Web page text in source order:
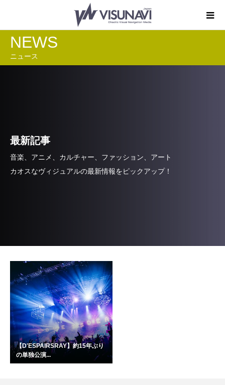
NEWS
ニュース
最新記事
音楽、アニメ、カルチャー、ファッション、アート
カオスなヴィジュアルの最新情報をピックアップ！
【D'ESPAIRSRAY】約15年ぶり
の単独公演...